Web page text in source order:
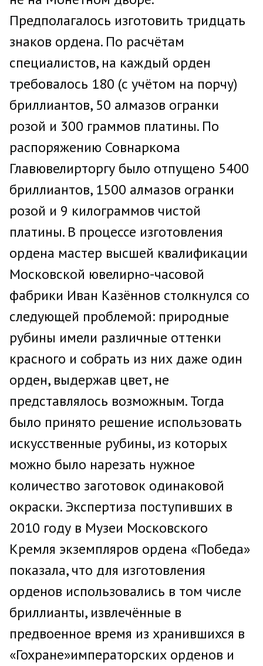
Предполагалось изготовить тридцать
знаков ордена. По расчётам
специалистов, на каждый орден
требовалось 180 (с учётом на порчу)
бриллиантов, 50 алмазов огранки
розой и 300 граммов платины. По
распоряжению Совнаркома
Главювелирторгу было отпущено 5400
бриллиантов, 1500 алмазов огранки
розой и 9 килограммов чистой
платины. В процессе изготовления
ордена мастер высшей квалификации
Московской ювелирно-часовой
фабрики Иван Казённов столкнулся со
следующей проблемой: природные
рубины имели различные оттенки
красного и собрать из них даже один
орден, выдержав цвет, не
представлялось возможным. Тогда
было принято решение использовать
искусственные рубины, из которых
можно было нарезать нужное
количество заготовок одинаковой
окраски. Экспертиза поступивших в
2010 году в Музеи Московского
Кремля экземпляров ордена «Победа»
показала, что для изготовления
орденов использовались в том числе
бриллианты, извлечённые в
предвоенное время из хранившихся в
«Гохране»императорских орденов и